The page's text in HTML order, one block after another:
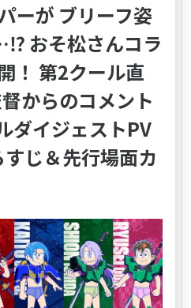
ーが ブリーフ姿
おそ松さんコラ
！ 第2クール直
からのコメント
ダイジェストPV
じ＆先行場面カ